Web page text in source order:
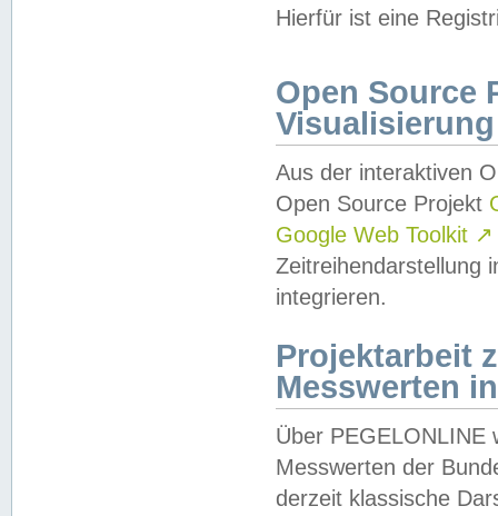
Hierfür ist eine
Open Source
Visualisierung
Aus der interaktiven
Open Source Projekt
Google Web Toolkit ↗
Zeitreihendarstellung
integrieren.
Projektarbeit
Messwerten
Über PEGELONLINE
Messwerten der
derzeit klassische